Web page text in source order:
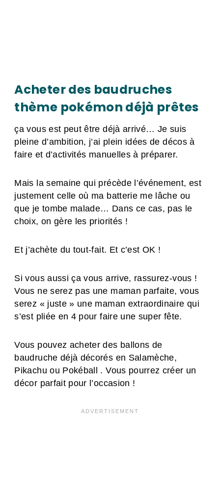
Acheter des baudruches
thème pokémon déjà prêtes
ça vous est peut être déjà arrivé… Je suis
pleine d’ambition, j’ai plein idées de décos à
faire et d’activités manuelles à préparer.
Mais la semaine qui précède l’événement, est
justement celle où ma batterie me lâche ou
que je tombe malade… Dans ce cas, pas le
choix, on gère les priorités !
Et j’achète du tout-fait. Et c’est OK !
Si vous aussi ça vous arrive, rassurez-vous !
Vous ne serez pas une maman parfaite, vous
serez « juste » une maman extraordinaire qui
s’est pliée en 4 pour faire une super fête.
Vous pouvez acheter des ballons de
baudruche déjà décorés en Salamèche,
Pikachu ou Pokéball . Vous pourrez créer un
décor parfait pour l’occasion !